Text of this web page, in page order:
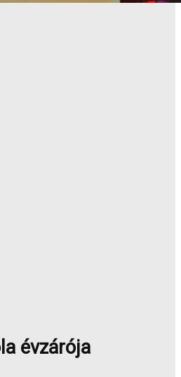
évzárója